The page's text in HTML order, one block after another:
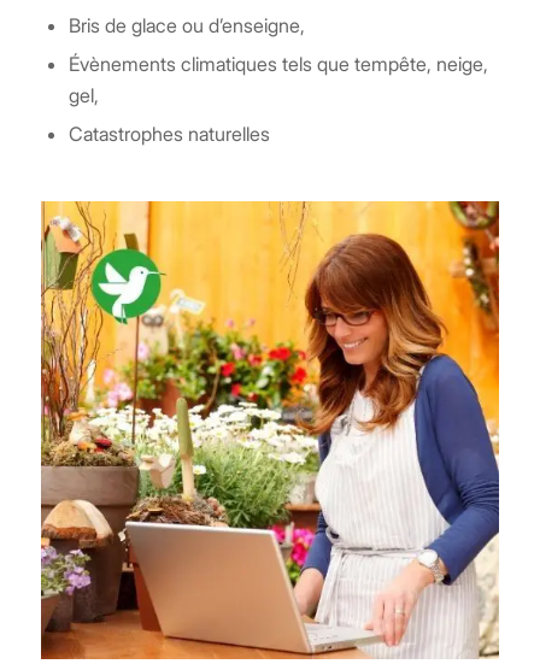
Bris de glace ou d’enseigne,
Évènements climatiques tels que tempête, neige,
gel,
Catastrophes naturelles